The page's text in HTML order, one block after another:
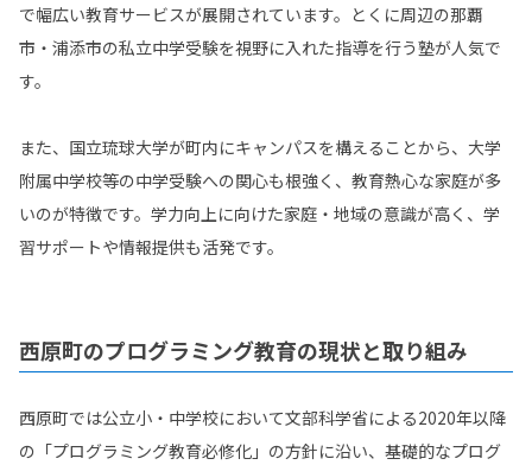
で幅広い教育サービスが展開されています。とくに周辺の那覇
市・浦添市の私立中学受験を視野に入れた指導を行う塾が人気で
す。
また、国立琉球大学が町内にキャンパスを構えることから、大学
附属中学校等の中学受験への関心も根強く、教育熱心な家庭が多
いのが特徴です。学力向上に向けた家庭・地域の意識が高く、学
習サポートや情報提供も活発です。
西原町のプログラミング教育の現状と取り組み
西原町では公立小・中学校において文部科学省による2020年以降
の「プログラミング教育必修化」の方針に沿い、基礎的なプログ